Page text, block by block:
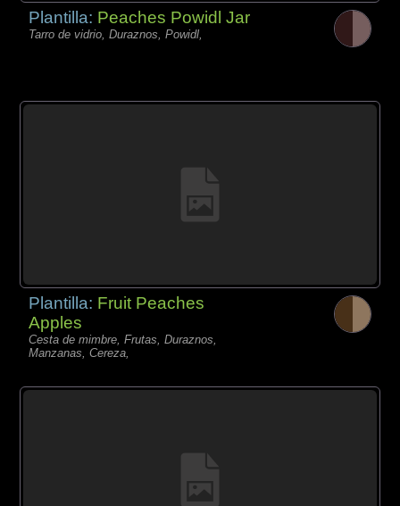
Plantilla: Peaches Powidl Jar
Tarro de vidrio, Duraznos, Powidl,
Plantilla: Fruit Peaches
Apples
Cesta de mimbre, Frutas, Duraznos,
Manzanas, Cereza,